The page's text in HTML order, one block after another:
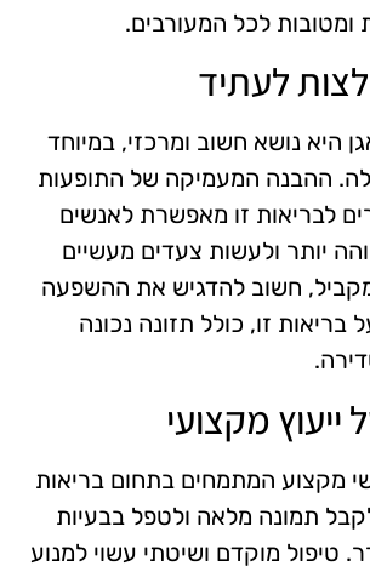
ומטובות לכל המעורבים.
לעתיד
היא נושא חשוב ומרכזי, במיוחד
בני 30 ומעלה. ההבנה המעמיקה של התופעות
לבריאות זו מאפשרת לאנשים
יותר ולעשות צעדים מעשיים
חשוב להדגיש את ההשפעה
בריאות זו, כולל תזונה נכונה
מקצועי
מקצוע המתמחים בתחום בריאות
תמונה מלאה ולטפל בבעיות
טיפול מוקדם ושיטתי עשוי למנוע